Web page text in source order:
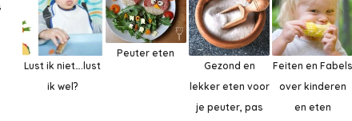
Lust ik niet….lust
ik wel?
Peuter eten
Gezond en
lekker eten voor
je peuter, pas
Feiten en Fabels
over kinderen
en eten